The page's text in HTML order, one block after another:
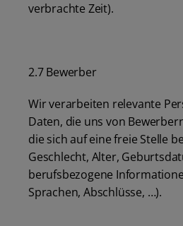
verbrachte Zeit).
2.7 Bewerber
Wir verarbeiten relevante
Daten, die uns von
die sich auf eine freie Stelle
Geschlecht, Alter,
berufsbezogene
Sprachen, Abschlüsse, …).